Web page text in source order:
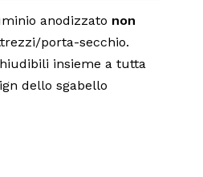
anodizzato non
porta-secchio.
insieme a tutta
dello sgabello